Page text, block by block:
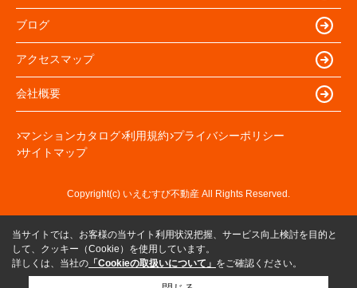
ブログ
アクセスマップ
会社概要
マンションカタログ 利用規約 プライバシーポリシー
サイトマップ
Copyright(c) いえむすび不動産 All Rights Reserved.
当サイトでは、お客様の当サイト利用状況把握、サービス向上検討を目的と
して、クッキー（Cookie）を使用しています。
詳しくは、当社の 「Cookieの取扱いについて」 をご確認ください。